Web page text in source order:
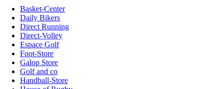
Basket-Center
Daily Bikers
Direct Running
Direct-Volley
Espace Golf
Foot-Store
Galop Store
Golf and co
Handball-Store